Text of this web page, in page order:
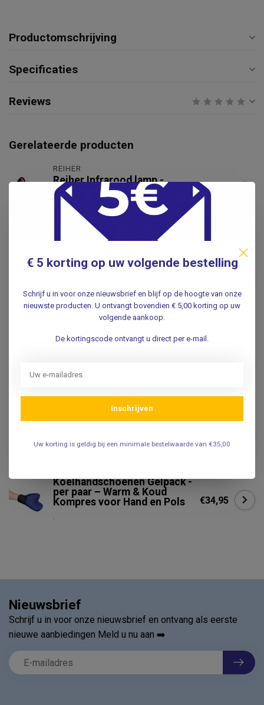
Productomschrijving
Specificaties
Reviews
Gerelateerde producten
REIHER
Reiher Infrarood lamp -
krachtige warmtelamp - incl.
150 Watt Philips lamp
€39,95
NEEU Hot Cold Gelpack
Sleeve voor knieën,
voor warmte- en
koudetherapie
8x38 cm - Hot-cold pack
Koelhandschoenen Gelpack -
per paar – Warm & Koud
Kompres voor Hand en Pols
.
€34,95
Nieuwsbrief
Schrijf u in voor onze nieuwsbrief en ontvang als eerste
nieuwe aanbiedingen Meld u nu aan ➡️
€ 5 korting op uw volgende bestelling
Schrijf u in voor onze nieuwsbrief en blijf op de hoogte van onze
nieuwste producten. U ontvangt bovendien € 5,00 korting op uw
volgende aankoop.
De kortingscode ontvangt u direct per e-mail.
Inschrijven
Uw korting is geldig bij een minimale bestelwaarde van €35,00